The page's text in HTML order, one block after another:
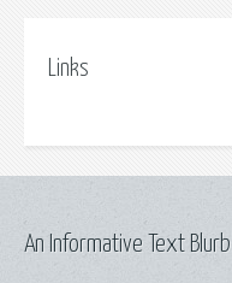
Links
An Informative Text Blurb